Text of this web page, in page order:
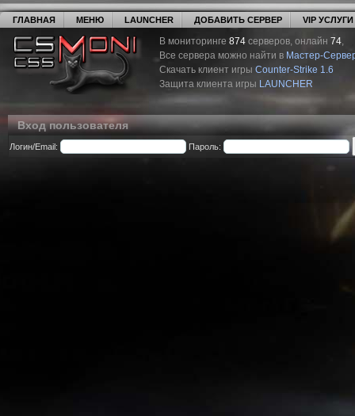
ГЛАВНАЯ МЕНЮ LAUNCHER ДОБАВИТЬ СЕРВЕР VIP УСЛУГИ
В мониторинге 874 серверов, онлайн 74,
Все сервера можно найти в Мастер-
Скачать клиент игры Counter-Strike 1.6
Защита клиента игры LAUNCHER
Вход пользователя
Логин/Email: Пароль: